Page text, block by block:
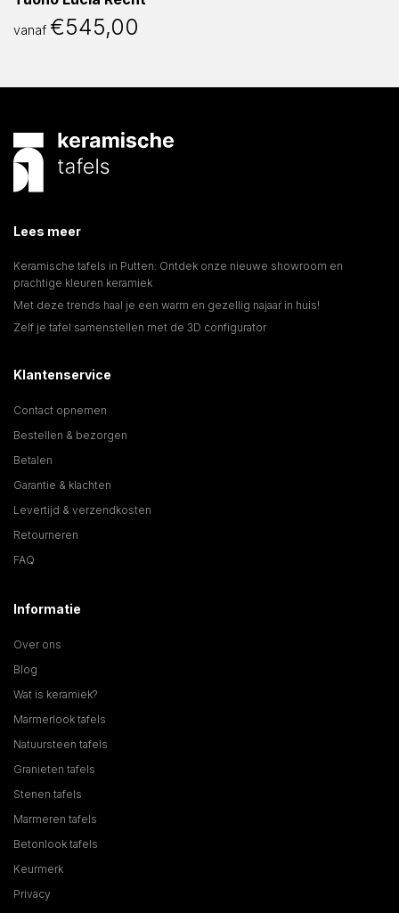
vanaf €545,00
Lees meer
Keramische tafels in Putten: Ontdek onze nieuwe showroom en
prachtige kleuren keramiek
Met deze trends haal je een warm en gezellig najaar in huis!
Zelf je tafel samenstellen met de 3D configurator
Klantenservice
Contact opnemen
Bestellen & bezorgen
Betalen
Garantie & klachten
Levertijd & verzendkosten
Retourneren
FAQ
Informatie
Over ons
Blog
Wat is keramiek?
Marmerlook tafels
Natuursteen tafels
Granieten tafels
Stenen tafels
Marmeren tafels
Betonlook tafels
Keurmerk
Privacy